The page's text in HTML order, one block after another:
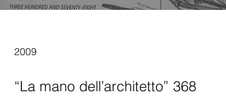
2009
“La mano dell’architetto” 368